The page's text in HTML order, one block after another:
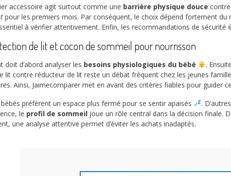
accessoire agit surtout comme une barrière physique douce
pour les premiers mois. Par conséquent, le choix dépend fortement
à vérifier attentivement. Enfin, les recommandations de sécurité
de lit et cocon de sommeil pour nourrisson
doit d’abord analyser les besoins physiologiques du bébé .
lit contre réducteur de lit reste un débat fréquent chez les jeunes
Ainsi, Jaimecomparer met en avant des critères fiables pour guider
préfèrent un espace plus fermé pour se sentir apaisés
.
le profil de sommeil joue un rôle central dans la décision finale.
une analyse attentive permet d’éviter les achats inadaptés.